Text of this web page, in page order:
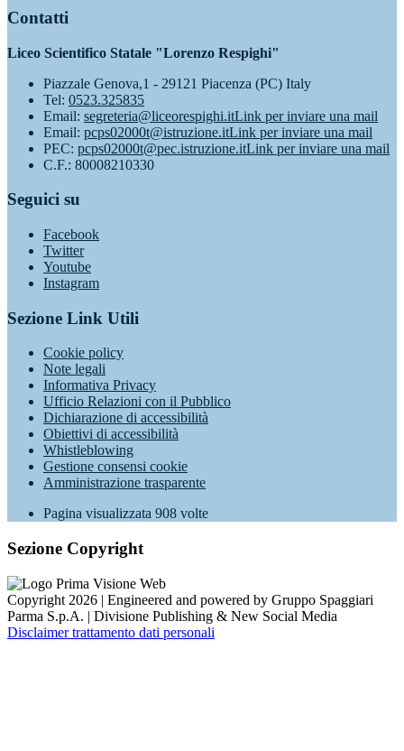
Contatti
Liceo Scientifico Statale "Lorenzo Respighi"
Piazzale Genova,1 - 29121 Piacenza (PC) Italy
Tel: 0523.325835
Email: segreteria@liceorespighi.itLink per inviare una mail
Email: pcps02000t@istruzione.itLink per inviare una mail
PEC: pcps02000t@pec.istruzione.itLink per inviare una mail
C.F.: 80008210330
Seguici su
Facebook
Twitter
Youtube
Instagram
Sezione Link Utili
Cookie policy
Note legali
Informativa Privacy
Ufficio Relazioni con il Pubblico
Dichiarazione di accessibilità
Obiettivi di accessibilità
Whistleblowing
Gestione consensi cookie
Amministrazione trasparente
Pagina visualizzata 908 volte
Sezione Copyright
Copyright 2026 | Engineered and powered by Gruppo Spaggiari
Parma S.p.A. | Divisione Publishing & New Social Media
Disclaimer trattamento dati personali